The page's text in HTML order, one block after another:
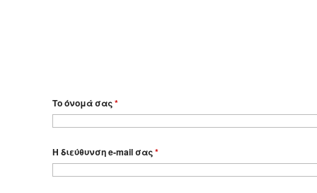
Το όνομά σας*
Η διεύθυνση e-mail σας*